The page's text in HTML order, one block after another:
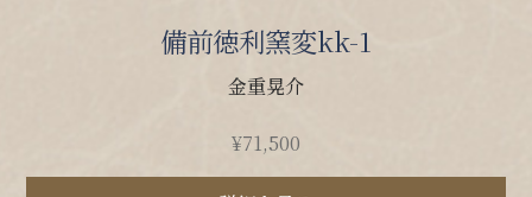
備前徳利窯変kk-1
金重晃介
¥71,500